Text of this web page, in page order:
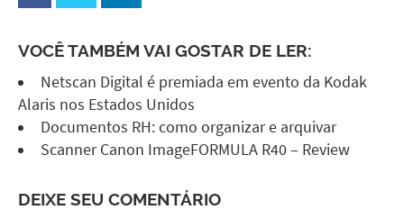
VOCÊ TAMBÉM VAI GOSTAR DE LER:
Netscan Digital é premiada em evento da Kodak
Alaris nos Estados Unidos
Documentos RH: como organizar e arquivar
Scanner Canon ImageFORMULA R40 – Review
DEIXE SEU COMENTÁRIO